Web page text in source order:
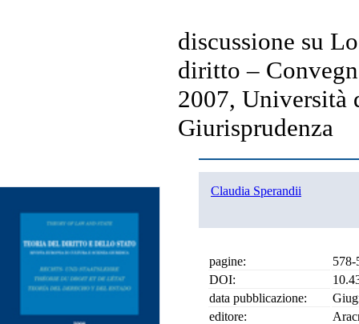
discussione su
diritto –
2007, Università
Giurisprudenza
Claudia Sperandii
pagine:
578-
DOI:
data pubblicazione:
editore: